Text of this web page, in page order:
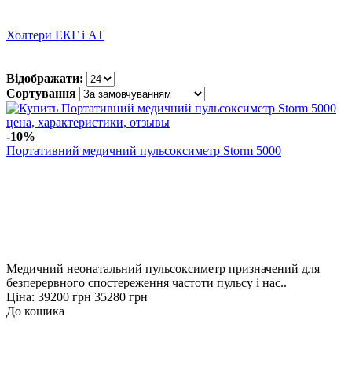
Холтери ЕКГ і АТ
Відображати:
Сортування
-10%
Портативний медичний пульсоксиметр Storm 5000
Медичний неонатальний пульсоксиметр призначений для
безперервного спостереження частоти пульсу і нас..
Ціна: 39200 грн 35280 грн
До кошика